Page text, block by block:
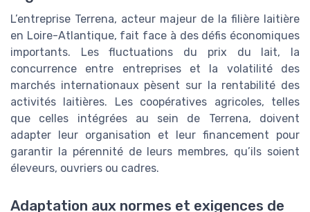
L’entreprise Terrena, acteur majeur de la filière laitière
en Loire-Atlantique, fait face à des défis économiques
importants. Les fluctuations du prix du lait, la
concurrence entre entreprises et la volatilité des
marchés internationaux pèsent sur la rentabilité des
activités laitières. Les coopératives agricoles, telles
que celles intégrées au sein de Terrena, doivent
adapter leur organisation et leur financement pour
garantir la pérennité de leurs membres, qu’ils soient
éleveurs, ouvriers ou cadres.
Adaptation aux normes et exigences de